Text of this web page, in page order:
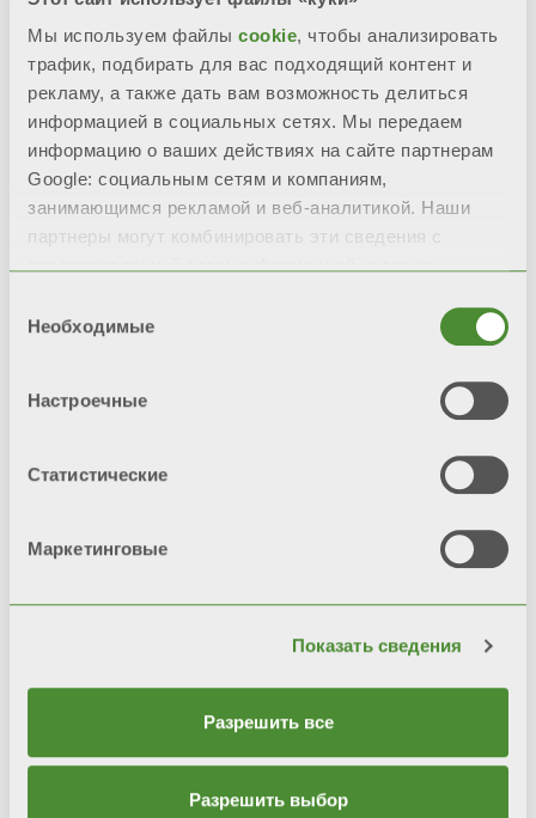
Мы используем файлы cookie, чтобы анализировать
трафик, подбирать для вас подходящий контент и
рекламу, а также дать вам возможность делиться
информацией в социальных сетях. Мы передаем
информацию о ваших действиях на сайте партнерам
Google: социальным сетям и компаниям,
занимающимся рекламой и веб-аналитикой. Наши
партнеры могут комбинировать эти сведения с
вами их сервисов.
согласия
Необходимые
Настроечные
Статистические
Маркетинговые
Показать сведения
Разрешить все
Разрешить выбор
Сообщать информацию
коммерческого характера о продукции
и событиях, в том числе через нашу
новостную рассылку, или участвовать в
любых опросах об уровне
удовлетворенности и маркетинговых
исследованиях, отправляя материалы
для определения степени
удовлетворенности в целях
явное согласие на обработку данных
для этой цели. Вы можете отозвать его
отказаться от подписки, содержащуюся
написав по адресу privacy@fondital.it.
желаете предоставлять свои данные,
рекламных акциях, предназначенных
использовать данные для исследования
рынка и статистического анализа, а
клиентов.